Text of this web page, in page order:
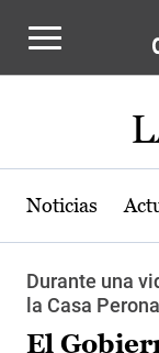
Noticias
Durante una
la Casa Perona
El